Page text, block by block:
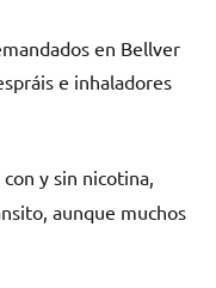
en Bellver
e inhaladores
сοn у sin nicotina,
аunquе muchos